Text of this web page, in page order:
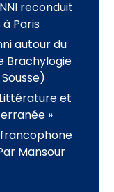
reconduit
Paris
autour du
Brachylogie
et
»
Mansour